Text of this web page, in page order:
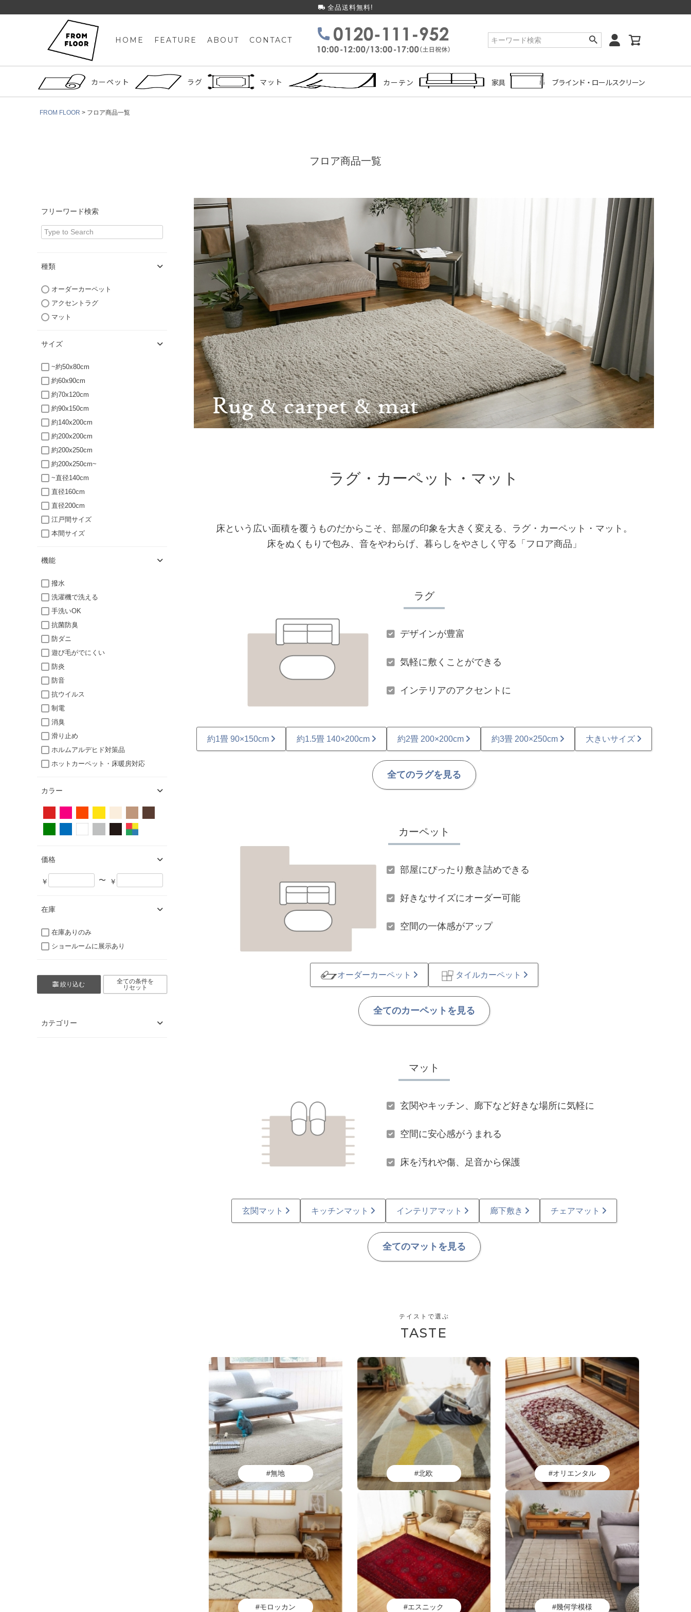
全品送料無料!
HOME FEATURE ABOUT CONTACT 検索
カーペット ラグ マット カーテン 家具 ブラインド・ロールスクリーン
FROM FLOOR フロア商品一覧
フロア商品一覧
フリーワード検索
種類
オーダーカーペット
アクセントラグ
マット
サイズ
~約50x80cm
約60x90cm
約70x120cm
約90x150cm
約140x200cm
約200x200cm
約200x250cm
約200x250cm~
~直径140cm
直径160cm
直径200cm
江戸間サイズ
本間サイズ
機能
撥水
洗濯機で洗える
手洗いOK
抗菌防臭
防ダニ
遊び毛がでにくい
防炎
防音
抗ウイルス
制電
消臭
滑り止め
ホルムアルデヒド対策品
ホットカーペット・床暖房対応
カラー
価格
￥ 〜 ￥
在庫
在庫ありのみ
ショールームに展示あり
全ての条件を
リセット
絞り込む
カテゴリー
ラグ・カーペット・マット
床という広い面積を覆うものだからこそ、部屋の印象を大きく変える、ラグ・カーペット・マット。
床をぬくもりで包み、音をやわらげ、暮らしをやさしく守る「フロア商品」
ラグ
デザインが豊富
気軽に敷くことができる
インテリアのアクセントに
約1畳 90×150cm 約1.5畳 140×200cm 約2畳 200×200cm 約3畳 200×250cm 大きいサイズ
全てのラグを見る
カーペット
部屋にぴったり敷き詰めできる
好きなサイズにオーダー可能
空間の一体感がアップ
オーダーカーペット タイルカーペット
全てのカーペットを見る
マット
玄関やキッチン、廊下など好きな場所に気軽に
空間に安心感がうまれる
床を汚れや傷、足音から保護
玄関マット キッチンマット インテリアマット 廊下敷き チェアマット
全てのマットを見る
テイストで選ぶ
TASTE
#無地 #北欧 #オリエンタル
#モロッカン #エスニック #幾何学模様